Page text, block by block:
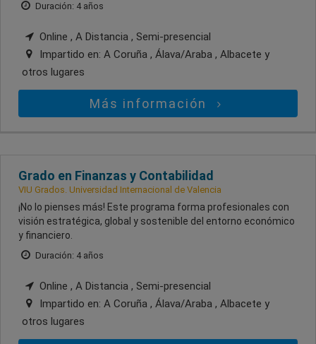
Duración: 4 años
Online , A Distancia , Semi-presencial
Impartido en: A Coruña , Álava/Araba , Albacete y
otros lugares
Más información
Grado en Finanzas y Contabilidad
VIU Grados. Universidad Internacional de Valencia
¡No lo pienses más! Este programa forma profesionales con
visión estratégica, global y sostenible del entorno económico
y financiero.
Duración: 4 años
Online , A Distancia , Semi-presencial
Impartido en: A Coruña , Álava/Araba , Albacete y
otros lugares